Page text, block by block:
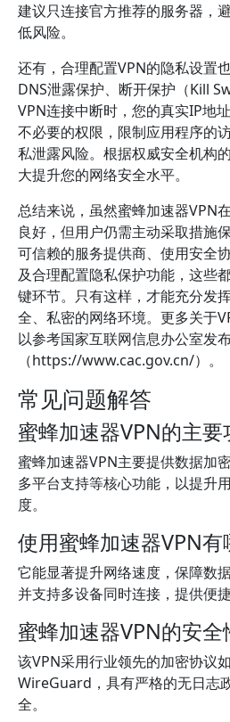
建议只连接官方推荐的服务器，
低风险。
还有，合理配置VPN的隐私设置
DNS泄露保护、断开保护（Kill
VPN连接中断时，您的真实IP地
不必要的权限，限制应用程序的
私泄露风险。根据权威安全机构
大提升您的网络安全水平。
总结来说，虽然蜜蜂加速器VPN
良好，但用户仍需主动采取措施
可信赖的服务提供商、使用安全
及合理配置隐私保护功能，这些
键环节。只有这样，才能充分发
全、私密的网络环境。更多关于
以参考国家互联网信息办公室发
（https://www.cac.gov.cn/）。
常见问题解答
蜜蜂加速器VPN的主要
蜜蜂加速器VPN主要提供数据加
多平台支持等核心功能，以提升
度。
使用蜜蜂加速器VPN有
它能显著提升网络速度，保障数
并支持多设备同时连接，提供便捷
蜜蜂加速器VPN的安全
该VPN采用行业领先的加密协议
WireGuard，具有严格的无日志
全。